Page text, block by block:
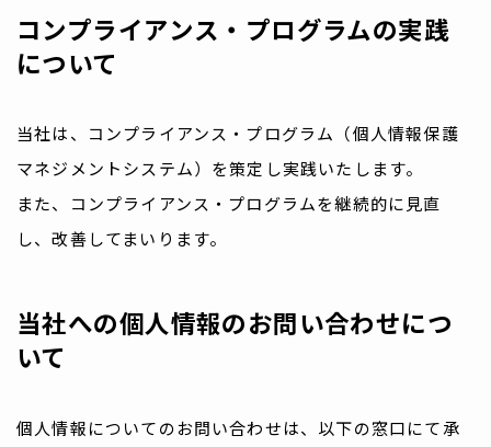
コンプライアンス・プログラムの実践
について
当社は、コンプライアンス・プログラム（個人情報保護
マネジメントシステム）を策定し実践いたします。
また、コンプライアンス・プログラムを継続的に見直
し、改善してまいります。
当社への個人情報のお問い合わせにつ
いて
個人情報についてのお問い合わせは、以下の窓口にて承